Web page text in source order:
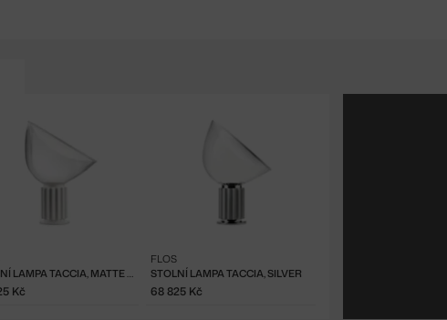
STOLNÍ LAMPA TACCIA, MATTE WHITE
Kč
STOLNÍ LAMPA TACCIA, SILVER
FLOS
68 825 Kč